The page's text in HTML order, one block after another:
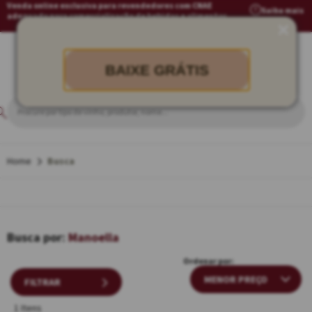
BAIXE GRÁTIS
Venda online exclusiva para revendedores com CNAE
adequado para comercialização de bebidas e alimentos
Saiba mais
Busca
Manoella
1 Itens
FILTRAR
Ordenar por: